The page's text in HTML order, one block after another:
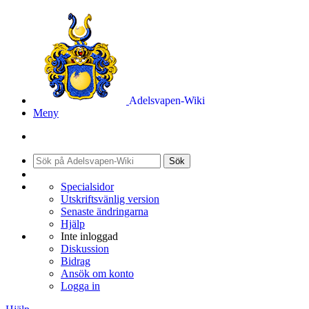
Adelsvapen-Wiki
Meny
Sök
Specialsidor
Utskriftsvänlig version
Senaste ändringarna
Hjälp
Inte inloggad
Diskussion
Bidrag
Ansök om konto
Logga in